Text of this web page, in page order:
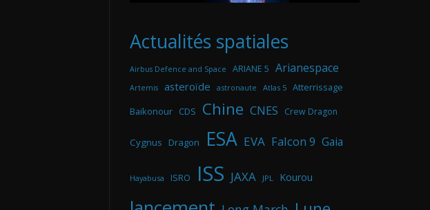
Actualités spatiales
Airbus Defence and Space ARIANE 5 Arianespace
Artemis asteroïde astronaute Atlas 5 Atterrissage
Baikonour CDS Chine CNES Crew Dragon
Cygnus Dragon ESA EVA Falcon 9 Gaia
Hayabusa ISRO ISS JAXA JPL Kourou